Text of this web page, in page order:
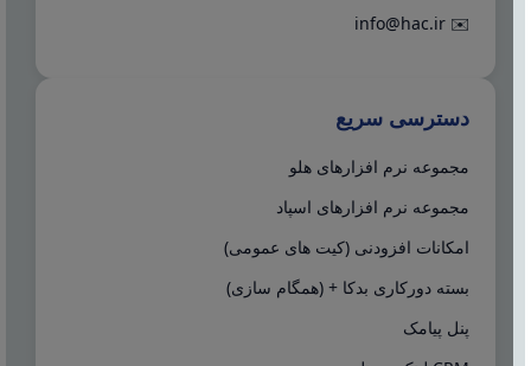
✉️
info@hac.ir
دسترسی سریع
مجموعه نرم افزارهای هلو
مجموعه نرم افزارهای اسپاد
امکانات افزودنی (کیت های عمومی)
بسته دورکاری بدکا + (همگام سازی)
پنل پیامک